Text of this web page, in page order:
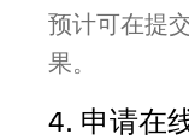
预计可在提
果。
4. 申请在